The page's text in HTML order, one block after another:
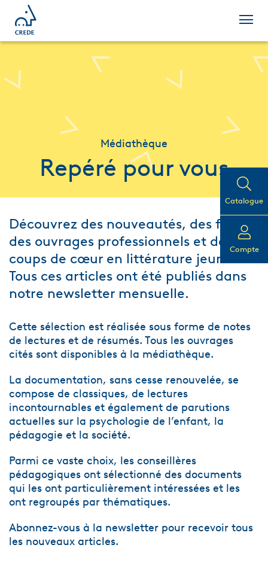
Catalogue
Compte
Médiathèque
Repéré pour vous
Découvrez des nouveautés, des films,
des ouvrages professionnels et des
coups de cœur en littérature jeunesse.
Tous ces articles ont été publiés dans
notre newsletter mensuelle.
Cette sélection est réalisée sous forme de notes
de lectures et de résumés. Tous les ouvrages
cités sont disponibles à la médiathèque.
La documentation, sans cesse renouvelée, se
compose de classiques, de lectures
incontournables et également de parutions
actuelles sur la psychologie de l’enfant, la
pédagogie et la société.
Parmi ce vaste choix, les conseillères
pédagogiques ont sélectionné des documents
qui les ont particulièrement intéressées et les
ont regroupés par thématiques.
Abonnez-vous à la newsletter pour recevoir tous
les nouveaux articles.